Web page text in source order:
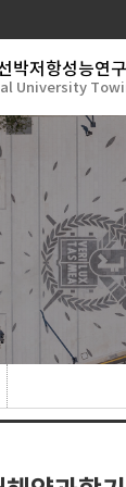
박저항성능연
University